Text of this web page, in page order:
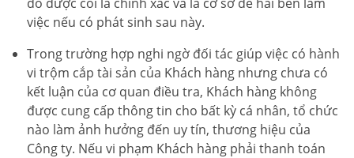
việc nếu có phát sinh sau này.
Trong trường hợp nghi ngờ đối tác giúp việc có hành
vi trộm cắp tài sản của Khách hàng nhưng chưa có
kết luận của cơ quan điều tra, Khách hàng không
được cung cấp thông tin cho bất kỳ cá nhân, tổ chức
nào làm ảnh hưởng đến uy tín, thương hiệu của
Công ty. Nếu vi phạm Khách hàng phải thanh toán